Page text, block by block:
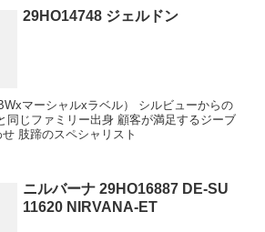
29HO14748 ジェルドン
マーシャルxラベル） シルビューからの
同じファミリー出身 顧客が満足するジーブ
肢蹄のスペシャリスト
ニルバーナ 29HO16887 DE-SU
11620 NIRVANA-ET